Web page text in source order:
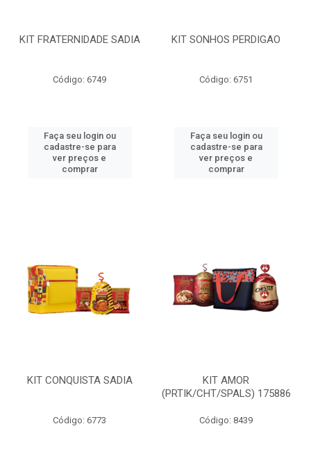
KIT FRATERNIDADE SADIA
Código: 6749
Faça seu login ou
cadastre-se para
ver preços e
comprar
KIT SONHOS PERDIGAO
Código: 6751
Faça seu login ou
cadastre-se para
ver preços e
comprar
KIT CONQUISTA SADIA
Código: 6773
KIT AMOR
(PRTIK/CHT/SPALS) 175886
Código: 8439